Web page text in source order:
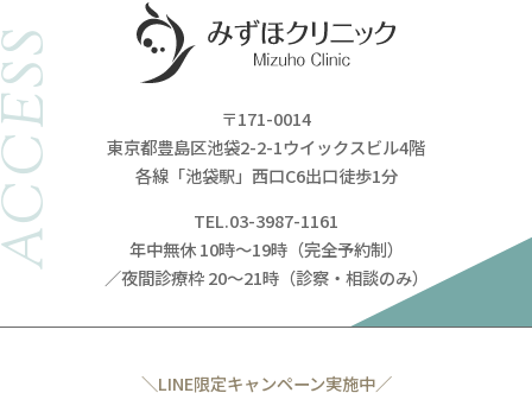
〒171-0014
東京都豊島区池袋2-2-1ウイックスビル4階
各線「池袋駅」西口C6出口徒歩1分
TEL.03-3987-1161
年中無休 10時～19時（完全予約制）
／夜間診療枠 20～21時（診察・相談のみ）
＼LINE限定キャンペーン実施中／